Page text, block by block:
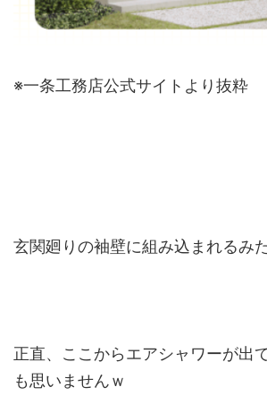
※一条工務店公式サイトより抜粋
玄関廻りの袖壁に組み込まれるみ
正直、ここからエアシャワーが出
も思いませんｗ